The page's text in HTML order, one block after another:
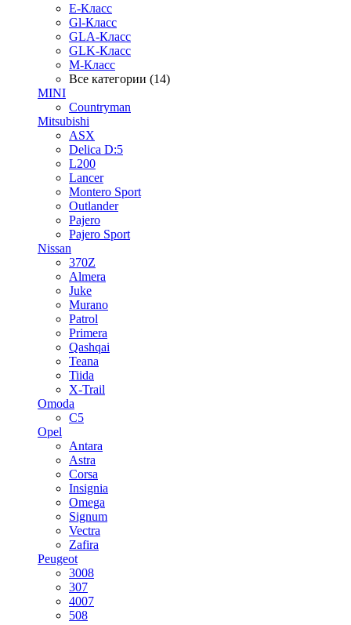
E-Класс
Gl-Класс
GLA-Класс
GLK-Класс
M-Класс
Все категории (14)
MINI
Countryman
Mitsubishi
ASX
Delica D:5
L200
Lancer
Montero Sport
Outlander
Pajero
Pajero Sport
Nissan
370Z
Almera
Juke
Murano
Patrol
Primera
Qashqai
Teana
Tiida
X-Trail
Omoda
C5
Opel
Antara
Astra
Corsa
Insignia
Omega
Signum
Vectra
Zafira
Peugeot
3008
307
4007
508